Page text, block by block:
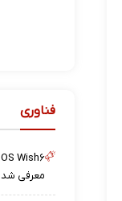
فناوری
معرفی شد